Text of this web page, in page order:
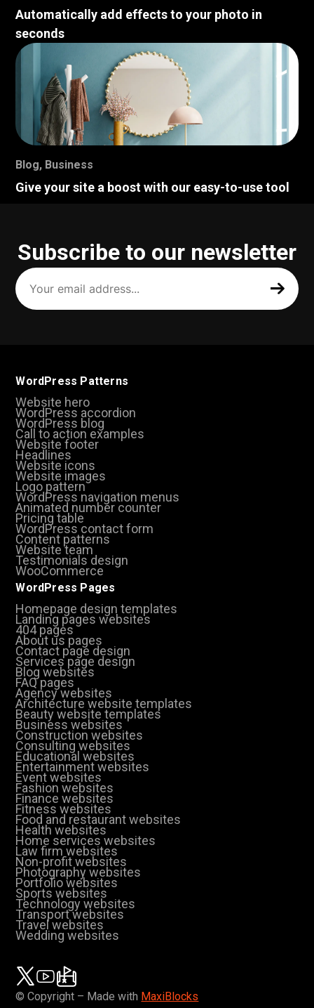
Automatically add effects to your photo in
seconds
Blog, Business
Give your site a boost with our easy-to-use tool
Subscribe to our newsletter
Your
email
address
(Required)
WordPress Patterns
Website hero
WordPress accordion
WordPress blog
Call to action examples
Website footer
Headlines
Website icons
Website images
Logo pattern
WordPress navigation menus
Animated number counter
Pricing table
WordPress contact form
Content patterns
Website team
Testimonials design
WooCommerce
WordPress Pages
Homepage design templates
Landing pages websites
404 pages
About us pages
Contact page design
Services page design
Blog websites
FAQ pages
Agency websites
Architecture website templates
Beauty website templates
Business websites
Construction websites
Consulting websites
Educational websites
Entertainment websites
Event websites
Fashion websites
Finance websites
Fitness websites
Food and restaurant websites
Health websites
Home services websites
Law firm websites
Non-profit websites
Photography websites
Portfolio websites
Sports websites
Technology websites
Transport websites
Travel websites
Wedding websites
© Copyright – Made with MaxiBlocks